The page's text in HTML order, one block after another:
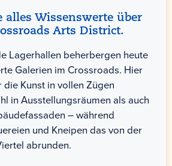
alles Wissenswerte über
Arts District.
Lagerhallen beherbergen heute
Galerien im Crossroads. Hier
Kunst in vollen Zügen
in Ausstellungsräumen als auch
– während
und Kneipen das von der
abrunden.